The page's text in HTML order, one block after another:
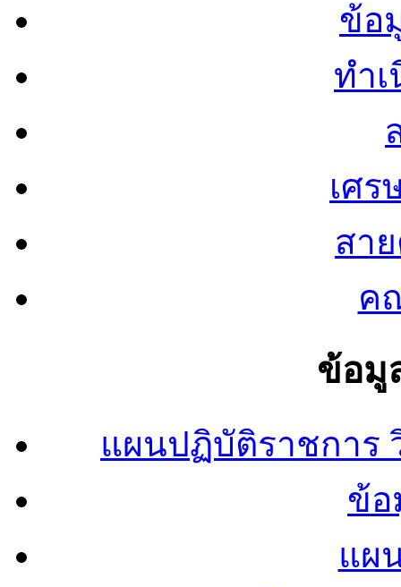
ข้อ
ทำ
เศร
สา
ค
ข้อมู
แผนปฏิบัติราชการ
ข้อ
แผ